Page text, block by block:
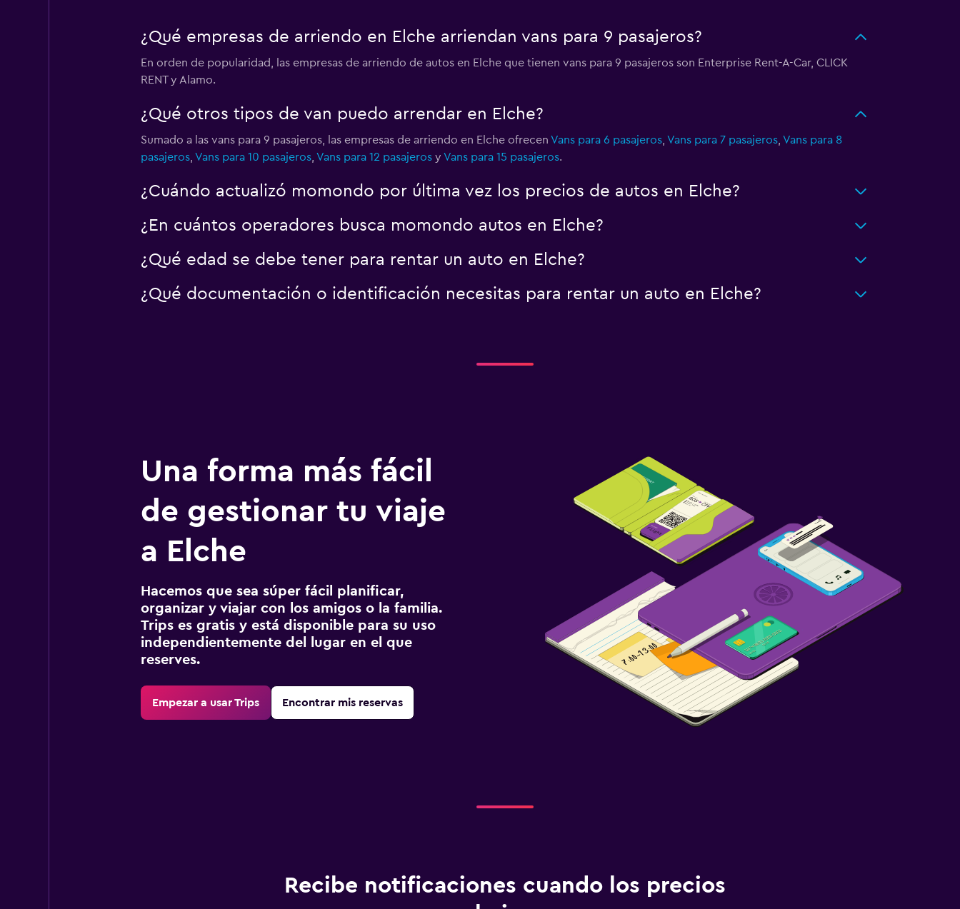
¿Qué empresas de arriendo en Elche arriendan vans para 9 pasajeros?
En orden de popularidad, las empresas de arriendo de autos en Elche que tienen vans para 9 pasajeros son Enterprise Rent-A-Car, CLICK
RENT y Alamo.
¿Qué otros tipos de van puedo arrendar en Elche?
Sumado a las vans para 9 pasajeros, las empresas de arriendo en Elche ofrecen Vans para 6 pasajeros, Vans para 7 pasajeros, Vans para 8
pasajeros, Vans para 10 pasajeros, Vans para 12 pasajerosy Vans para 15 pasajeros.
¿Cuándo actualizó momondo por última vez los precios de autos en Elche?
¿En cuántos operadores busca momondo autos en Elche?
¿Qué edad se debe tener para rentar un auto en Elche?
¿Qué documentación o identificación necesitas para rentar un auto en Elche?
Una forma más fácil
de gestionar tu viaje
a Elche
Hacemos que sea súper fácil planificar,
organizar y viajar con los amigos o la familia.
Trips es gratis y está disponible para su uso
independientemente del lugar en el que
reserves.
Empezar a usar Trips Encontrar mis reservas
Recibe notificaciones cuando los precios